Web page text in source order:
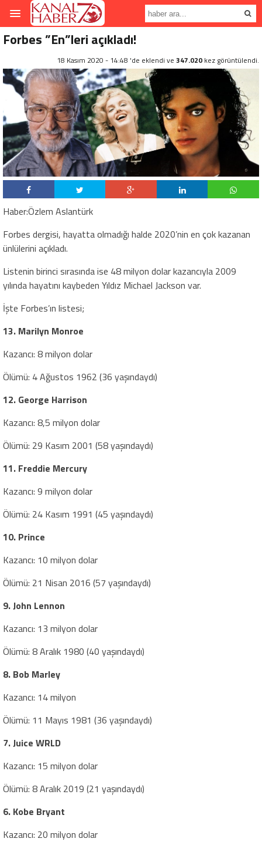
Forbes ”En”leri açıkladı!
18 Kasım 2020 - 14:48 'de eklendi ve 347.020 kez görüntülendi.
Haber:Özlem Aslantürk
Forbes dergisi, hayatta olmadığı halde 2020’nin en çok kazanan
ünlülerini açıkladı.
Listenin birinci sırasında ise 48 milyon dolar kazancıyla 2009
yılında hayatını kaybeden Yıldız Michael Jackson var.
İşte Forbes’ın listesi;
13. Marilyn Monroe
Kazancı: 8 milyon dolar
Ölümü: 4 Ağustos 1962 (36 yaşındaydı)
12. George Harrison
Kazancı: 8,5 milyon dolar
Ölümü: 29 Kasım 2001 (58 yaşındaydı)
11. Freddie Mercury
Kazancı: 9 milyon dolar
Ölümü: 24 Kasım 1991 (45 yaşındaydı)
10. Prince
Kazancı: 10 milyon dolar
Ölümü: 21 Nisan 2016 (57 yaşındaydı)
9. John Lennon
Kazancı: 13 milyon dolar
Ölümü: 8 Aralık 1980 (40 yaşındaydı)
8. Bob Marley
Kazancı: 14 milyon
Ölümü: 11 Mayıs 1981 (36 yaşındaydı)
7. Juice WRLD
Kazancı: 15 milyon dolar
Ölümü: 8 Aralık 2019 (21 yaşındaydı)
6. Kobe Bryant
Kazancı: 20 milyon dolar